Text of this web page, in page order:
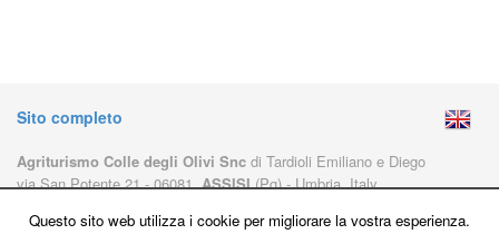
Sito completo
Agriturismo Colle degli Olivi Snc di Tardioli Emiliano e Diego
via San Potente 21 - 06081ASSISI(Pg) - Umbria, Italy
E-mailinfo@colledegliolivi.com
Questo sito web utilizza i cookie per migliorare la vostra esperienza.